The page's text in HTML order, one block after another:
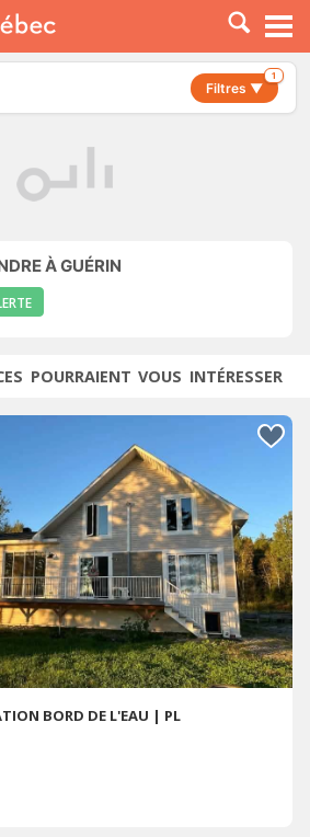
Filtres ▼
1
À GUÉRIN
POURRAIENT VOUS INTÉRESSER
BORD DE L'EAU | PL